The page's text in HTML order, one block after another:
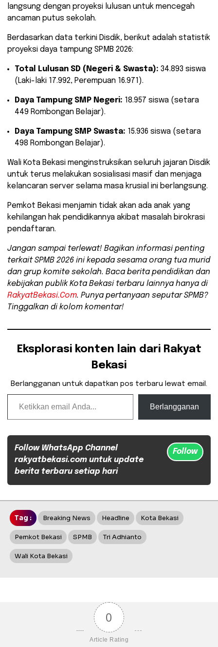
langsung dengan proyeksi lulusan untuk mencegah
ancaman putus sekolah.
​Berdasarkan data terkini Disdik, berikut adalah statistik
proyeksi daya tampung SPMB 2026:
Total Lulusan SD (Negeri & Swasta): 34.893 siswa
(Laki-laki 17.992, Perempuan 16.971).
Daya Tampung SMP Negeri: 18.957 siswa (setara
449 Rombongan Belajar).
Daya Tampung SMP Swasta: 15.936 siswa (setara
498 Rombongan Belajar).
​Wali Kota Bekasi menginstruksikan seluruh jajaran Disdik
untuk terus melakukan sosialisasi masif dan menjaga
kelancaran server selama masa krusial ini berlangsung.
Pemkot Bekasi menjamin tidak akan ada anak yang
kehilangan hak pendidikannya akibat masalah birokrasi
pendaftaran.
Jangan sampai terlewat! Bagikan informasi penting
terkait SPMB 2026 ini kepada sesama orang tua murid
dan grup komite sekolah. Baca berita pendidikan dan
kebijakan publik Kota Bekasi terbaru lainnya hanya di
RakyatBekasi.Com. Punya pertanyaan seputar SPMB?
Tinggalkan di kolom komentar!
Eksplorasi konten lain dari Rakyat
Bekasi
Berlangganan untuk dapatkan pos terbaru lewat email.
Ketikkan email Anda...
Berlangganan
Follow WhatsApp Channel
rakyatbekasi.com untuk update
berita terbaru setiap hari
Follow
Tag : Breaking News Headline Kota Bekasi
Pemkot Bekasi SPMB Tri Adhianto
Wali Kota Bekasi
0
Article Rating